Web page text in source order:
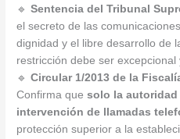
🔹Sentencia del Tribunal
el secreto de las
dignidad y el libre desarrollo de
restricción debe ser excepcional
🔹Circular 1/2013 de la
Confirma quesolo la
intervención de llamadas
protección superior a la